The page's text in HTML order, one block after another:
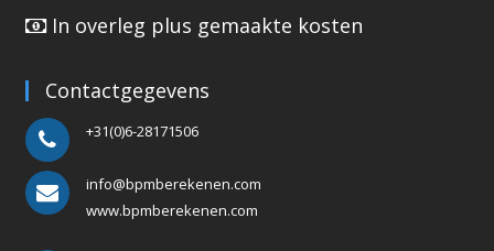
In overleg plus gemaakte kosten
Contactgegevens
+31(0)6-28171506
info@bpmberekenen.com
www.bpmberekenen.com